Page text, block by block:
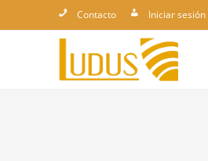
al
Contacto Iniciar sesión